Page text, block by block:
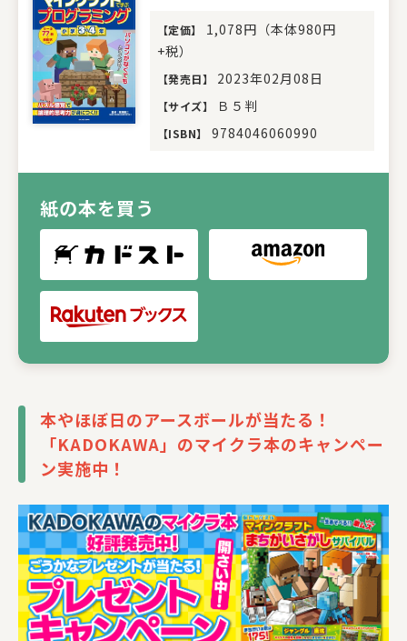
【定価】
1,078円（本体980円
+税）
【発売日】 2023年02月08日
【サイズ】 Ｂ５判
【ISBN】 9784046060990
紙の本を買う
本やほぼ日のアースボールが当たる！
「KADOKAWA」のマイクラ本のキャンペー
ン実施中！